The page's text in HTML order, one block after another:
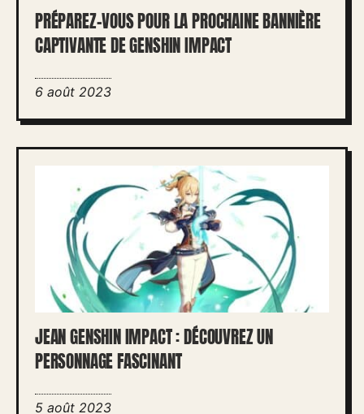
PRÉPAREZ-VOUS POUR LA PROCHAINE BANNIÈRE
CAPTIVANTE DE GENSHIN IMPACT
6 août 2023
JEAN GENSHIN IMPACT : DÉCOUVREZ UN
PERSONNAGE FASCINANT
5 août 2023